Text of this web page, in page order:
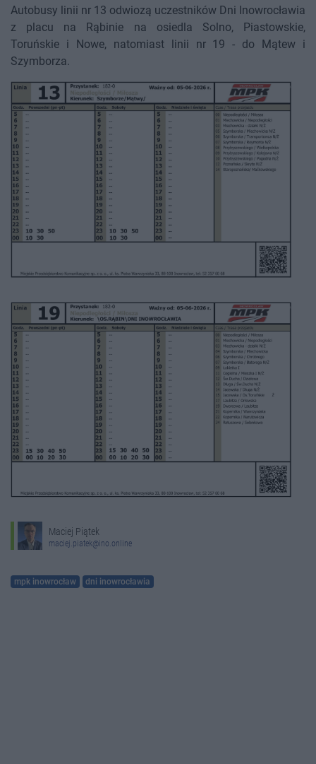
Autobusy linii nr 13 odwiozą uczestników Dni Inowrocławia
z placu na Rąbinie na osiedla Solno, Piastowskie,
Toruńskie i Nowe, natomiast linii nr 19 - do Mątew i
Szymborza.
Maciej Piątek
maciej.piatek@ino.online
mpk inowrocław dni inowrocławia